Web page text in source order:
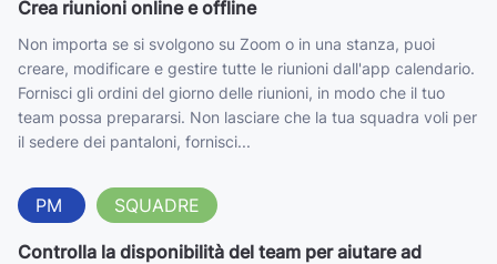
Crea riunioni online e offline
Non importa se si svolgono su Zoom o in una stanza, puoi
creare, modificare e gestire tutte le riunioni dall'app calendario.
Fornisci gli ordini del giorno delle riunioni, in modo che il tuo
team possa prepararsi. Non lasciare che la tua squadra voli per
il sedere dei pantaloni, fornisci...
PM SQUADRE
Controlla la disponibilità del team per aiutare ad